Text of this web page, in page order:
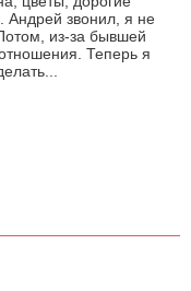
Андрей звонил, я не
из-за бывшей
Теперь я